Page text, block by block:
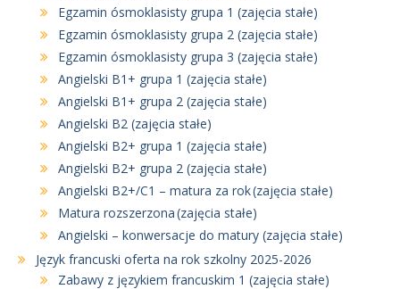
Egzamin ósmoklasisty grupa 1 (zajęcia stałe)
Egzamin ósmoklasisty grupa 2 (zajęcia stałe)
Egzamin ósmoklasisty grupa 3 (zajęcia stałe)
Angielski B1+ grupa 1 (zajęcia stałe)
Angielski B1+ grupa 2 (zajęcia stałe)
Angielski B2 (zajęcia stałe)
Angielski B2+ grupa 1 (zajęcia stałe)
Angielski B2+ grupa 2 (zajęcia stałe)
Angielski B2+/C1 – matura za rok (zajęcia stałe)
Matura rozszerzona (zajęcia stałe)
Angielski – konwersacje do matury (zajęcia stałe)
Język francuski oferta na rok szkolny 2025-2026
Zabawy z językiem francuskim 1 (zajęcia stałe)